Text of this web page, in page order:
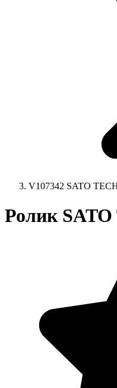
V107342 SATO
Ролик